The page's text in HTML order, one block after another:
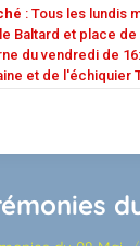
: Tous les lundis
Baltard et place de
du vendredi de
et de l'échiquier